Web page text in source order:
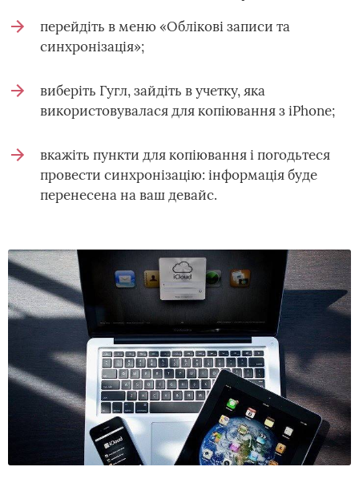
перейдіть в меню «Облікові записи та
синхронізація»;
виберіть Гугл, зайдіть в учетку, яка
використовувалася для копіювання з iPhone;
вкажіть пункти для копіювання і погодьтеся
провести синхронізацію: інформація буде
перенесена на ваш девайс.